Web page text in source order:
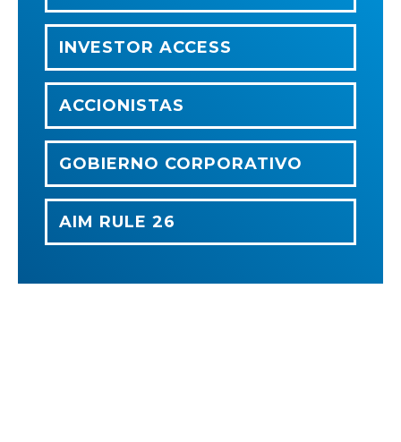
INVESTOR ACCESS
ACCIONISTAS
GOBIERNO CORPORATIVO
AIM RULE 26